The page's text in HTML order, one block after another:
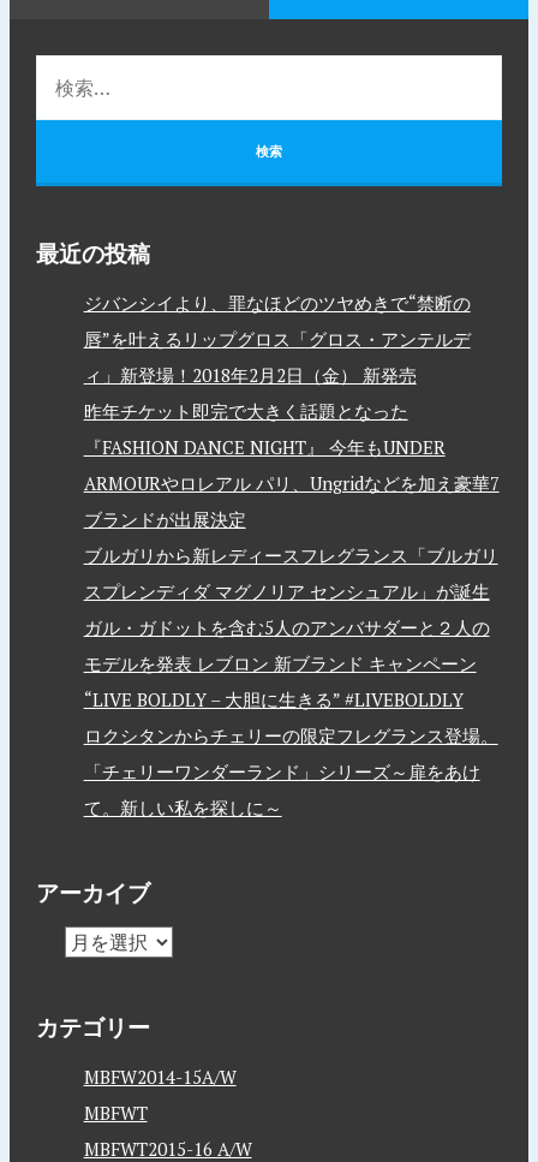
最近の投稿
ジバンシイより、罪なほどのツヤめきで“禁断の
唇”を叶えるリップグロス「グロス・アンテルデ
ィ」新登場！2018年2月2日（金） 新発売
昨年チケット即完で大きく話題となった
『FASHION DANCE NIGHT』 今年もUNDER
ARMOURやロレアル パリ、Ungridなどを加え豪華7
ブランドが出展決定
ブルガリから新レディースフレグランス「ブルガリ
スプレンディダ マグノリア センシュアル」が誕生
ガル・ガドットを含む5人のアンバサダーと２人の
モデルを発表 レブロン 新ブランド キャンペーン
“LIVE BOLDLY – 大胆に生きる” #LIVEBOLDLY
ロクシタンからチェリーの限定フレグランス登場。
「チェリーワンダーランド」シリーズ～扉をあけ
て。新しい私を探しに～
アーカイブ
カテゴリー
MBFW2014-15A/W
MBFWT
MBFWT2015-16 A/W